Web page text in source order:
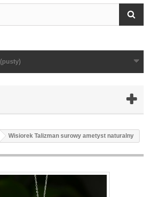
(pusty)
Wisiorek Talizman surowy ametyst naturalny